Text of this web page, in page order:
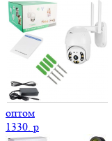
оптом
1330. p